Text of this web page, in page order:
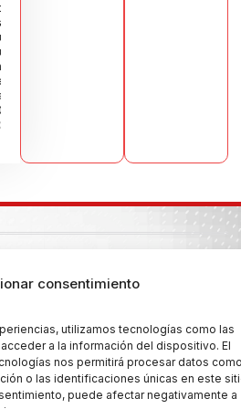
consentimiento
utilizamos tecnologías como las
a la información del dispositivo. El
nos permitirá procesar datos
o las identificaciones únicas en este
puede afectar negativamente a
de
Jesús
las
07/2026
Legal
Registro de la actividad